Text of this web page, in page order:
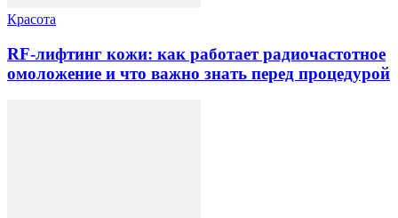
Красота
RF-лифтинг кожи: как работает радиочастотное
омоложение и что важно знать перед процедурой